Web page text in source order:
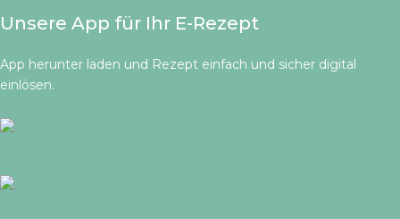
Unsere App für Ihr E-Rezept
App herunter laden und Rezept einfach und sicher digital
einlösen.